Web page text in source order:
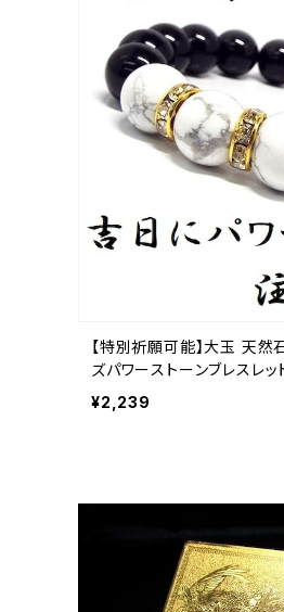
【特別祈願可能】大玉 天然
ズパワーストーンブレスレ
3〜14日】
¥2,239